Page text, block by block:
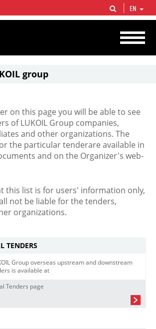
oil & gas vertical integrated companies in the world
of crude production and circa 1% of proved hydrocarbon
EN
group
on this page you will be able to see
of LUKOIL Group companies,
and other organizations. The
the particular tenderare available in
and on the Organizer's web-
this list is for users' information only,
not be liable for the tenders,
organizations.
TENDERS
Group overseas upstream and downstream
is available at
Tenders page